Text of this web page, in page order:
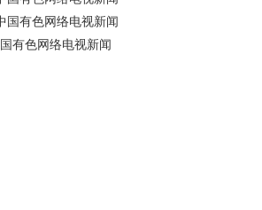
国有色网络电视新闻
有色网络电视新闻